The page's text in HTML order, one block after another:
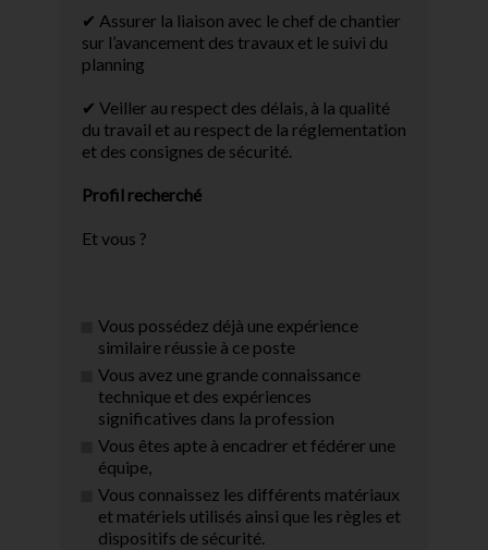
✔ Assurer la liaison avec le chef de chantier
sur l’avancement des travaux et le suivi du
planning
✔ Veiller au respect des délais, à la qualité
du travail et au respect de la réglementation
et des consignes de sécurité.
Profil recherché
Et vous ?
Vous possédez déjà une expérience
similaire réussie à ce poste
Vous avez une grande connaissance
technique et des expériences
significatives dans la profession
Vous êtes apte à encadrer et fédérer une
équipe,
Vous connaissez les différents matériaux
et matériels utilisés ainsi que les règles et
dispositifs de sécurité.